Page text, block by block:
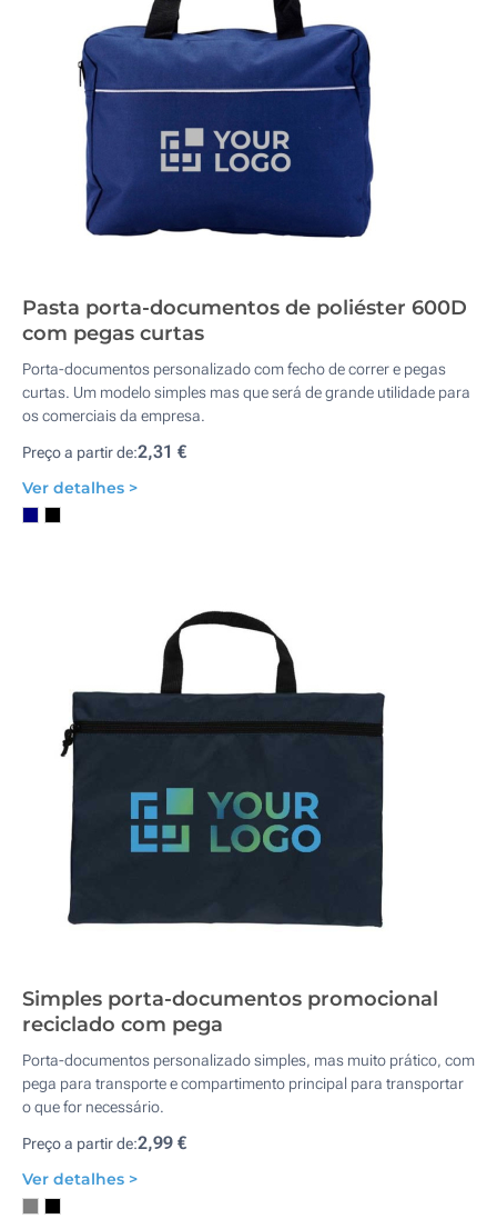
Pasta porta-documentos de poliéster 600D
com pegas curtas
Porta-documentos personalizado com fecho de correr e pegas
curtas. Um modelo simples mas que será de grande utilidade para
os comerciais da empresa.
Preço a partir de:2,31 €
Ver detalhes >
Simples porta-documentos promocional
reciclado com pega
Porta-documentos personalizado simples, mas muito prático, com
pega para transporte e compartimento principal para transportar
o que for necessário.
Preço a partir de:2,99 €
Ver detalhes >